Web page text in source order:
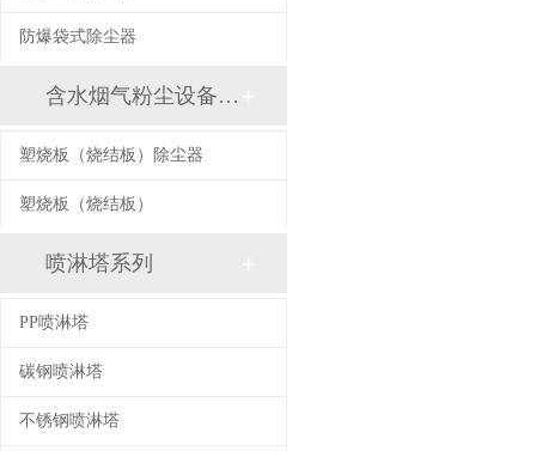
防爆袋式除尘器
含水烟气粉尘设备系列
塑烧板（烧结板）除尘器
塑烧板（烧结板）
喷淋塔系列
PP喷淋塔
碳钢喷淋塔
不锈钢喷淋塔